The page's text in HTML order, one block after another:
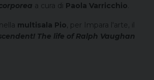
a cura di Paola Varricchio
nella multisala Pio, per Impara l'arte, il
The life of Ralph Vaughan